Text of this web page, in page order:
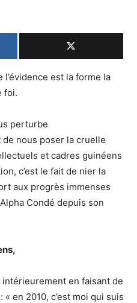
est la forme la
foi.
perturbe
nous poser la cruelle
et cadres guinéens
c’est le fait de nier la
aux progrès immenses
Condé depuis son
en faisant de
en 2010, c’est moi qui suis